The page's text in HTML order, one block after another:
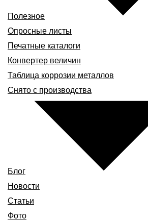
Полезное
Опросные листы
Печатные каталоги
Конвертер величин
Таблица коррозии металлов
Снято с производства
Блог
Новости
Статьи
Фото